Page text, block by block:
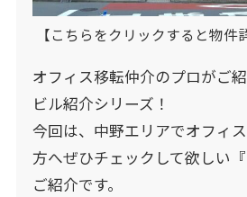
【こちらをクリックすると物件
オフィス移転仲介のプロがご
ビル紹介シリーズ！
今回は、中野エリアでオフィ
方へぜひチェックして欲しい『
ご紹介です。